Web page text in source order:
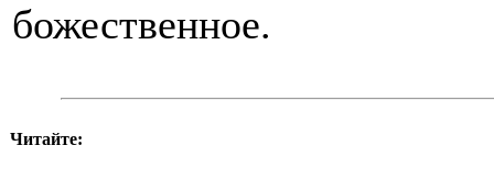
божественное.
Читайте: